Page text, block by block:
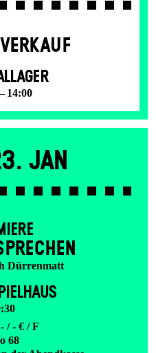
14:00
Jan
Dürrenmatt
/ - € / F
68